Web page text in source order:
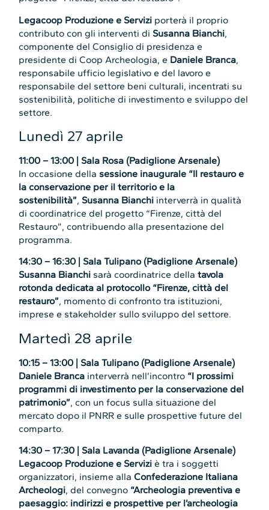
Legacoop Produzione e Servizi porterà il proprio
contributo con gli interventi di Susanna Bianchi,
componente del Consiglio di presidenza e
presidente di Coop Archeologia, e Daniele Branca,
responsabile ufficio legislativo e del lavoro e
responsabile del settore beni culturali, incentrati su
sostenibilità, politiche di investimento e sviluppo del
settore.
Lunedì 27 aprile
11:00 – 13:00 | Sala Rosa (Padiglione Arsenale)
In occasione della sessione inaugurale “Il restauro e
la conservazione per il territorio e la
sostenibilità”, Susanna Bianchi interverrà in qualità
di coordinatrice del progetto “Firenze, città del
Restauro”, contribuendo alla presentazione del
programma.
14:30 – 16:30 | Sala Tulipano (Padiglione Arsenale)
Susanna Bianchi sarà coordinatrice della tavola
rotonda dedicata al protocollo “Firenze, città del
restauro”, momento di confronto tra istituzioni,
imprese e stakeholder sullo sviluppo del settore.
Martedì 28 aprile
10:15 – 13:00 | Sala Tulipano (Padiglione Arsenale)
Daniele Branca interverrà nell’incontro “I prossimi
programmi di investimento per la conservazione del
patrimonio”, con un focus sulla situazione del
mercato dopo il PNRR e sulle prospettive future del
comparto.
14:30 – 17:30 | Sala Lavanda (Padiglione Arsenale)
Legacoop Produzione e Servizi è tra i soggetti
organizzatori, insieme allaConfederazione Italiana
Archeologi, del convegno “Archeologia preventiva e
paesaggio: indirizzi e prospettive per l’archeologia